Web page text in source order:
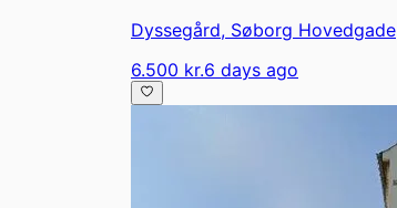
Dyssegård, Søborg Hovedgade
6.500 kr.6 days ago